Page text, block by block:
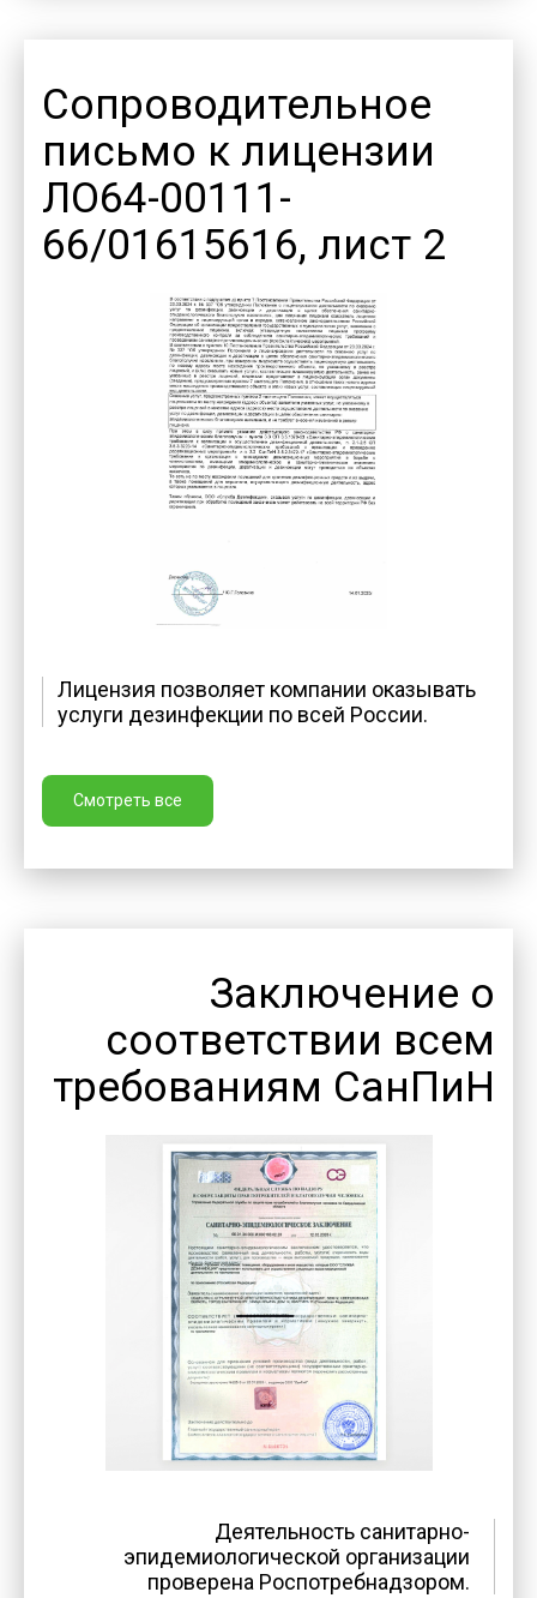
Сопроводительное
письмо к лицензии
ЛО64-00111-
66/01615616, лист 2
Лицензия позволяет компании оказывать
услуги дезинфекции по всей России.
Смотреть все
Заключение о
соответствии всем
требованиям СанПиН
Деятельность санитарно-
эпидемиологической организации
проверена Роспотребнадзором.